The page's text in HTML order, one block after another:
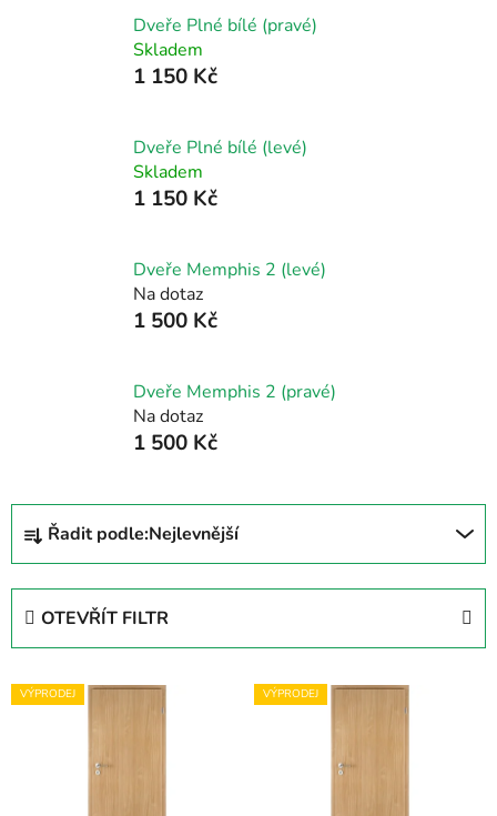
Dveře Plné bílé (pravé)
Skladem
1 150 Kč
Dveře Plné bílé (levé)
Skladem
1 150 Kč
Dveře Memphis 2 (levé)
Na dotaz
1 500 Kč
Dveře Memphis 2 (pravé)
Na dotaz
1 500 Kč
Ř
z
p
Řadit podle:Nejlevnější
OTEVŘÍT FILTR
V
ý
VÝPRODEJ VÝPRODEJ